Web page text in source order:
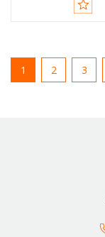
1 2 3